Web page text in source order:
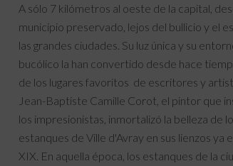
A sólo 7 kilómetros al oeste de la capital,
municipio preservado, lejos del bullicio y el
las grandes ciudades. Su luz única y su
bucólico la han convertido desde hace
de los lugares favoritos de escritores y
Jean-Baptiste Camille Corot, el pintor que
los impresionistas, inmortalizó la belleza de
estanques de Ville d'Avray en sus lienzos ya
XIX. En aquella época, los estanques de la